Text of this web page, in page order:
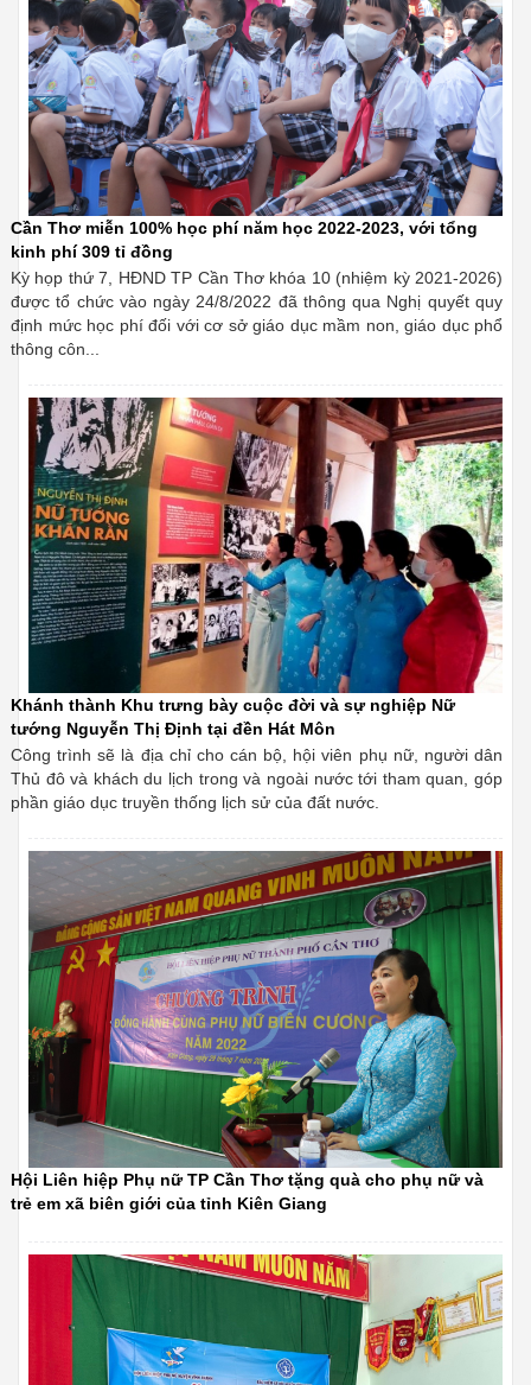
Cần Thơ miễn 100% học phí năm học 2022-2023, với tổng
kinh phí 309 tỉ đồng
Kỳ họp thứ 7, HĐND TP Cần Thơ khóa 10 (nhiệm kỳ 2021-2026)
được tổ chức vào ngày 24/8/2022 đã thông qua Nghị quyết quy
định mức học phí đối với cơ sở giáo dục mầm non, giáo dục phổ
thông côn...
Khánh thành Khu trưng bày cuộc đời và sự nghiệp Nữ
tướng Nguyễn Thị Định tại đền Hát Môn
Công trình sẽ là địa chỉ cho cán bộ, hội viên phụ nữ, người dân
Thủ đô và khách du lịch trong và ngoài nước tới tham quan, góp
phần giáo dục truyền thống lịch sử của đất nước.
Hội Liên hiệp Phụ nữ TP Cần Thơ tặng quà cho phụ nữ và
trẻ em xã biên giới của tỉnh Kiên Giang